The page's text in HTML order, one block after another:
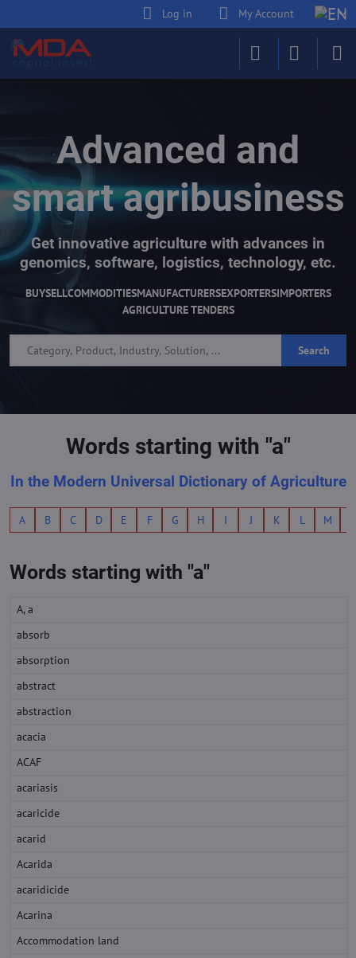
Log in My Account
Advanced and
smart agribusiness
Get innovative agriculture with advances in
genomics, software, logistics, technology, etc.
BUYSELLCOMMODITIESMANUFACTURERSEXPORTERSIMPORTERS
AGRICULTURE TENDERS
Search
Words starting with "a"
In the Modern Universal Dictionary of Agriculture
A B C D E F G H I J K L M
Words starting with "a"
A, a
absorb
absorption
abstract
abstraction
acacia
ACAF
acariasis
acaricide
acarid
Acarida
acaridicide
Acarina
Accommodation land